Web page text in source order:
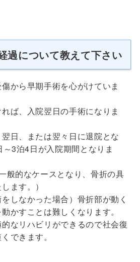
過について教えて下さい
から早期手術を心がけていま
ば、入院翌日の手術になりま
日、または翌々日に退院とな
3泊4日が入院期間となりま
般的なケースとなり、骨折の具
ます。）
しなかった場合）骨折部が動く
かすことは難しくなります。
なリハビリができるので社会復
できます。